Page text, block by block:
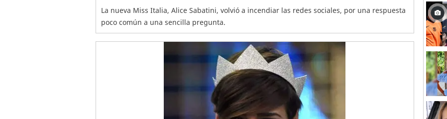
La nueva Miss Italia, Alice Sabatini, volvió a incendiar las redes sociales, por una respuesta
poco común a una sencilla pregunta.